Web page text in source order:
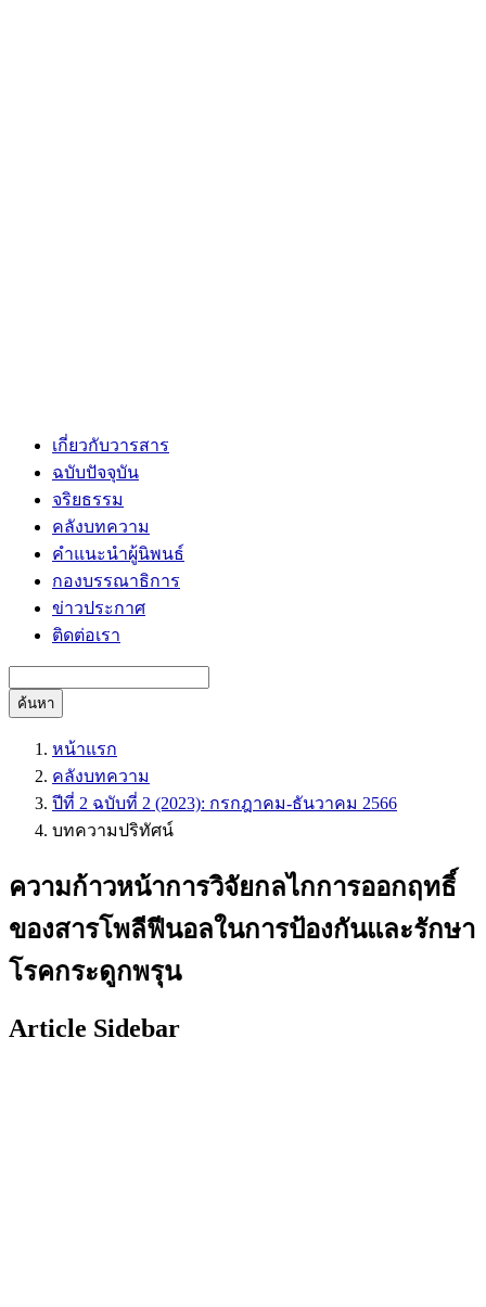
เกี่ยวกับวารสาร
ฉบับปัจจุบัน
จริยธรรม
คลังบทความ
คำแนะนำผู้นิพนธ์
กองบรรณาธิการ
ข่าวประกาศ
ติดต่อเรา
ค้นหา
หน้าแรก
คลังบทความ
ปีที่ 2 ฉบับที่ 2 (2023): กรกฎาคม-ธันวาคม 2566
บทความปริทัศน์
ความก้าวหน้าการวิจัยกลไกการออกฤทธิ์
ของสารโพลีฟีนอลในการป้องกันและรักษา
โรคกระดูกพรุน
Article Sidebar